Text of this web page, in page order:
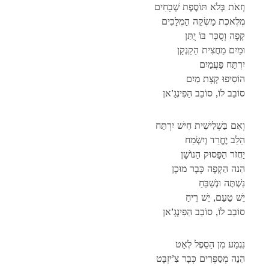
וְזאֹת בְּלֹא תּוֹסֶפֶת שְׁבָחִים
מְלֶאכֶת מַשְׂקֵה הַמְלָכִים
קָפֶה וְסֻכָּר בּוֹ יֻתַּן
וּמַיִם מַחֲצִית הַקַנְקָן
יִרְתַּח פַּעֲמַיִם
הוֹסִיפוּ קְצָת מַיִם
סוֹבֵב לוֹ, סוֹבֵב הַפִינְגָ’אן
וְאִם בַּשְׁלִישִׁית חִישׁ יִרְתַּח
הַלֵב יֶחֱרַד וְיִשְׂמַח
יַחֲזֹר הַפָּסוּק הַנוֹשָׁן
הִנה הַקָפֶה כְּבָר מוּכָן
נִשְׁתֶּה וּנְשַׁבֵּחַ
יֵשׁ טַעַם, יֵשׁ רֵיחַ
סוֹבֵב לוֹ, סוֹבֵב הַפִינְגָ’אן
נִגְמַע מִן הַסֵפֶל לְאַט
הִנֵה מְסַפְּרִים כְּבָר צִ’יזְבָּט